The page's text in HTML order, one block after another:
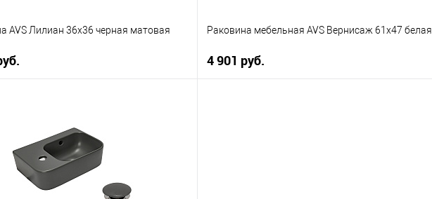
AVS Лилиан 36x36 черная матовая
в 1 клик
В наличии
Раковина мебельная AVS Вернисаж 61х47 белая
4 901 руб.